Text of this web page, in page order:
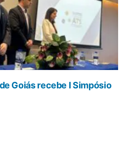
Goiás recebe I Simpósio